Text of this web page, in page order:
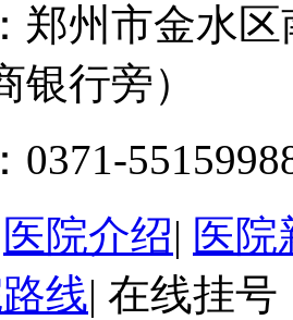
郑州市金水
银行旁）
0371-
医院介绍| 医院
线| 在线挂号